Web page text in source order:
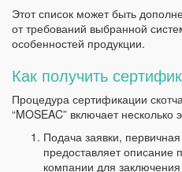
Этот список может быть
от требований выбранной
особенностей продукции.
Как получить
Процедура сертификации
“MOSEAC” включает несколько
Подача заявки,
предоставляет описание
компании для